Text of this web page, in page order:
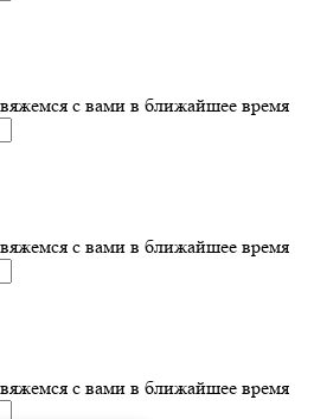
с вами в ближайшее время
с вами в ближайшее время
с вами в ближайшее время